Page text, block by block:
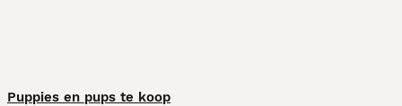
Puppies en pups te koop